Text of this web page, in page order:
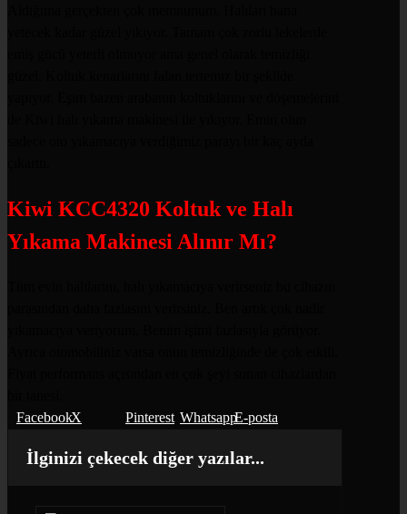
Kiwi KCC4320 Koltuk ve Halı
Yıkama Makinesi Alınır Mı?
FacebookX Pinterest WhatsappE-posta
İlginizi çekecek diğer yazılar...